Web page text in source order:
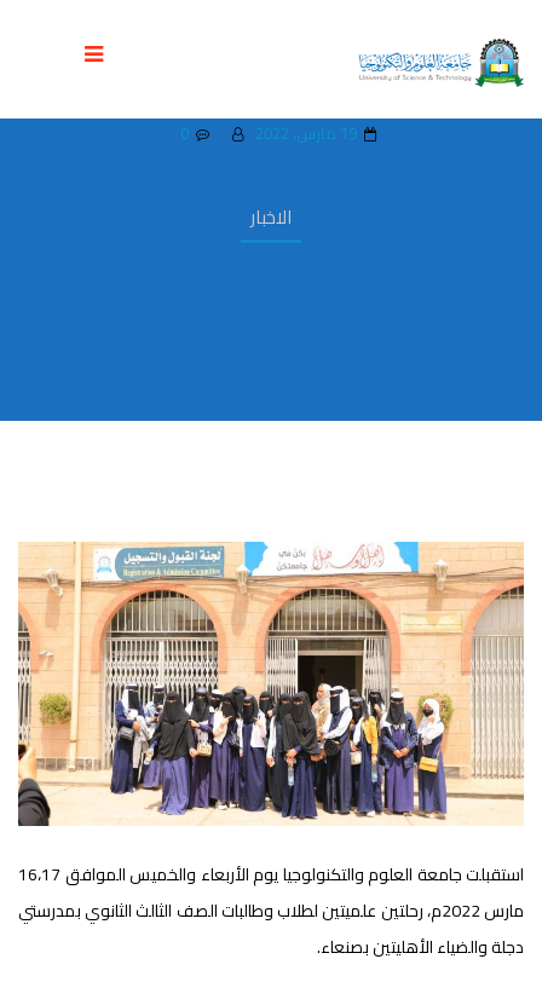
الاخبار
جامعة العلوم والتكنولوجيا تستقبل رحلتين
علميتين لمدرستي الضياء ودجلة الاهليتين
19 مارس، 2022 0
استقبلت جامعة العلوم والتكنولوجيا يوم الأربعاء والخميس الموافق 16،17
مارس 2022م، رحلتين علميتين لطلاب وطالبات الصف الثالث الثانوي بمدرستي
دجلة والضياء الأهليتين بصنعاء.